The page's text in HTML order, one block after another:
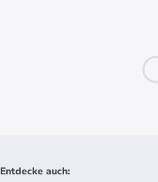
Entdecke auch: